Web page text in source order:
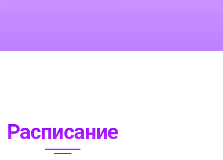
Расписание